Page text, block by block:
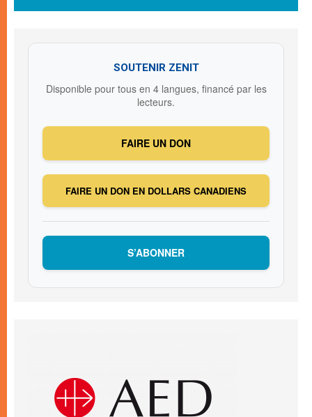
SOUTENIR ZENIT
Disponible pour tous en 4 langues, financé par les
lecteurs.
FAIRE UN DON
FAIRE UN DON EN DOLLARS CANADIENS
S’ABONNER